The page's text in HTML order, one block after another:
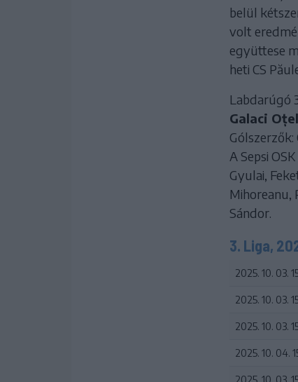
belül
volt
együttese
heti CS
Labdarúgó
Galaci
Gólszerzők:
A Sepsi
Gyulai,
Mihoreanu,
Sándor.
3. Liga,
2025. 10. 03.
2025. 10. 03.
2025. 10. 03.
2025. 10. 04.